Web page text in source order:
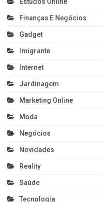
Finanças E Negócios
Gadget
Imigrante
Internet
Jardinagem
Marketing Online
Moda
Negócios
Novidades
Reality
Saúde
Tecnologia